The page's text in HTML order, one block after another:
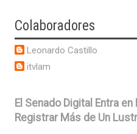
Colaboradores
Leonardo Castillo
itvlam
El Senado Digital Entra
Registrar Más de Un